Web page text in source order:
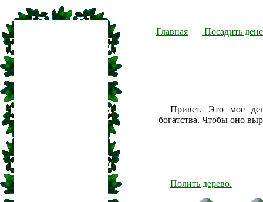
Главная Посадить
Привет. Это мое
богатства. Чтобы оно
Полить дерево.